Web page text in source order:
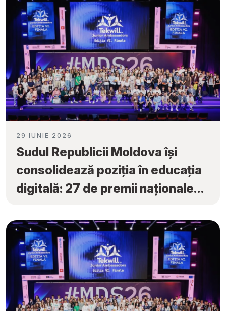
29 IUNIE 2026
Sudul Republicii Moldova își
consolidează poziția în educația
digitală: 27 de premii naționale
Ambassadors”